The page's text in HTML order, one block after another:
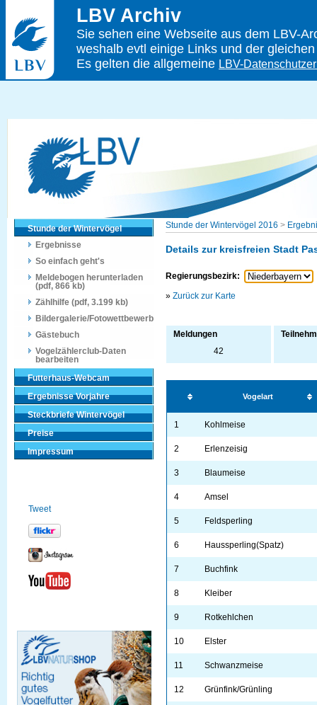
LBV Archiv
Sie sehen eine Webseite aus dem LBV-
weshalb evtl einige Links und der
Es gelten die allgemeine LBV-
Stunde der Wintervögel
Ergebnisse
So einfach geht's
Meldebogen herunterladen
(pdf, 866 kb)
Zählhilfe (pdf, 3.199 kb)
Bildergalerie/Fotowettbewerb
Gästebuch
Vogelzählerclub-Daten
bearbeiten
Futterhaus-Webcam
Ergebnisse Vorjahre
Steckbriefe Wintervögel
Preise
Impressum
Tweet
Stunde der Wintervögel 2016 >
Details zur kreisfreien Stadt
Regierungsbezirk:
» Zurück zur Karte
Meldungen
42
Vogelart
1 Kohlmeise
2 Erlenzeisig
3 Blaumeise
4 Amsel
5 Feldsperling
6 Haussperling(Spatz)
7 Buchfink
8 Kleiber
9 Rotkehlchen
10 Elster
11 Schwanzmeise
12 Grünfink/Grünling